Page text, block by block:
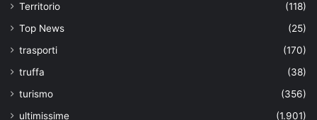
Territorio
(118)
Top News
(25)
trasporti
(170)
truffa
(38)
turismo
(356)
ultimissime
(1.901)